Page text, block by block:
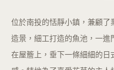
位於南投的恬靜小鎮，兼顧了
造景，細工打造的魚池，一進
在屋簷上，垂下一條細細的日